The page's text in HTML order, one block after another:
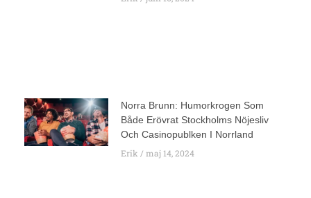
Norra Brunn: Humorkrogen Som
Både Erövrat Stockholms Nöjesliv
Och Casinopublken I Norrland
Erik
maj 14, 2024